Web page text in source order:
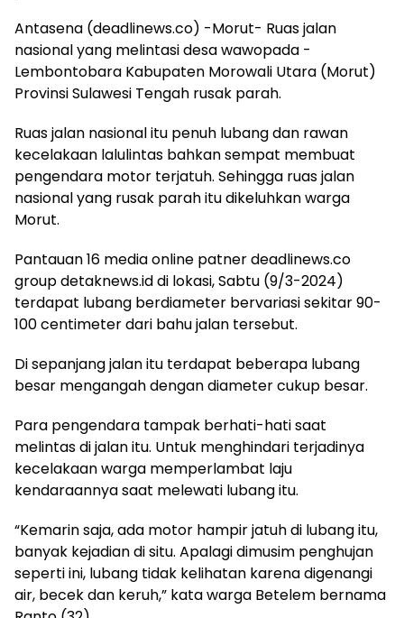
Antasena (deadlinews.co) -Morut- Ruas jalan
nasional yang melintasi desa wawopada -
Lembontobara Kabupaten Morowali Utara (Morut)
Provinsi Sulawesi Tengah rusak parah.
Ruas jalan nasional itu penuh lubang dan rawan
kecelakaan lalulintas bahkan sempat membuat
pengendara motor terjatuh. Sehingga ruas jalan
nasional yang rusak parah itu dikeluhkan warga
Morut.
Pantauan 16 media online patner deadlinews.co
group detaknews.id di lokasi, Sabtu (9/3-2024)
terdapat lubang berdiameter bervariasi sekitar 90-
100 centimeter dari bahu jalan tersebut.
Di sepanjang jalan itu terdapat beberapa lubang
besar mengangah dengan diameter cukup besar.
Para pengendara tampak berhati-hati saat
melintas di jalan itu. Untuk menghindari terjadinya
kecelakaan warga memperlambat laju
kendaraannya saat melewati lubang itu.
“Kemarin saja, ada motor hampir jatuh di lubang itu,
banyak kejadian di situ. Apalagi dimusim penghujan
seperti ini, lubang tidak kelihatan karena digenangi
air, becek dan keruh,” kata warga Betelem bernama